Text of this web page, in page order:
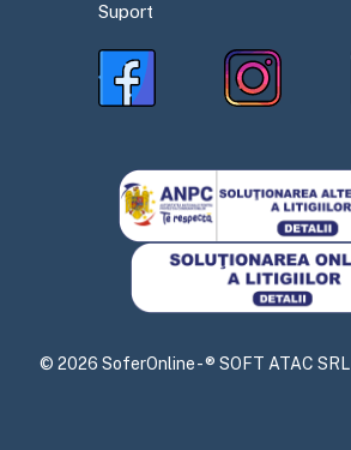
Suport
© 2026 SoferOnline - ® SOFT ATAC SRL |